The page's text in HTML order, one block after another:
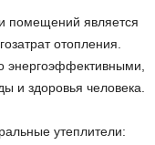
помещений является
отопления.
энергоэффективными,
и здоровья человека.
утеплители: